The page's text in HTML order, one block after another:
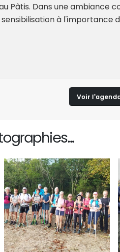
Pâtis. Dans une ambiance
à l'importance
Voir